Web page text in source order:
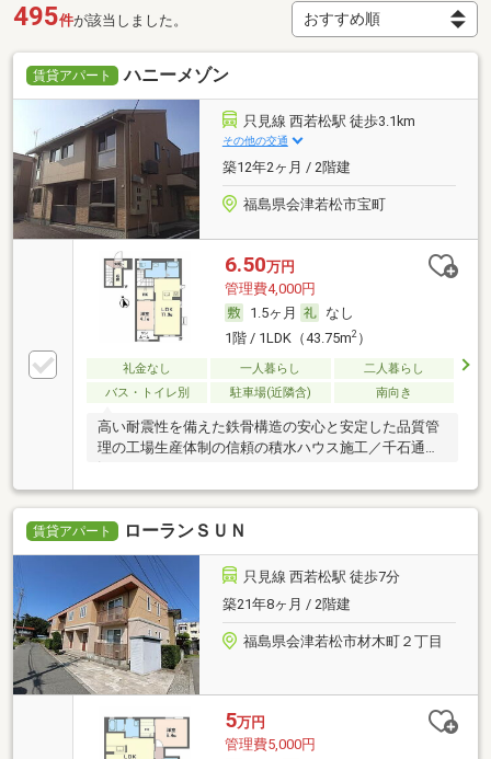
495件が該当しました。
賃貸アパート ハニーメゾン
只見線 西若松駅 徒歩3.1km
その他の交通
築12年2ヶ月 / 2階建
福島県会津若松市宝町
6.50万円
管理費4,000円
1.5ヶ月
なし
1階 / 1LDK（43.75m2）
礼金なし 一人暮らし
二人暮らし
バス・トイレ別
駐車場(近隣含) 南向き
高い耐震性を備えた鉄骨構造の安心と安定した品質管
理の工場生産体制の信頼の積水ハウス施工／千石通り
賃貸アパート ローランＳＵＮ
只見線 西若松駅 徒歩7分
築21年8ヶ月 / 2階建
福島県会津若松市材木町２丁目
5万円
管理費5,000円